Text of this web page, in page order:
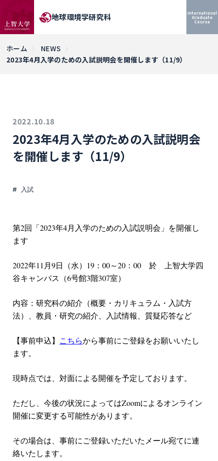
地球環境学研究科
International
Graduate
Course
ホーム
NEWS
2023年4月入学のための入試説明会を開催します（11/9）
2022.10.18
2023年4月入学のための入試説明会
を開催します（11/9）
入試
第2回「2023年4月入学のための入試説明会」を開催し
ます
2022年11月9日（水）19：00～20：00 於 上智大学四
谷キャンパス（6号館3階307室）
内容：研究科の紹介（概要・カリキュラム・入試方
法）、教員・研究の紹介、入試情報、質疑応答など
【事前申込】 こちらから事前にご登録をお願いいたし
ます。
現時点では、対面による開催を予定しております。
ただし、今後の状況によってはZoomによるオンライン
開催に変更する可能性があります。
その場合は、事前にご登録いただいたメール宛てに連
絡いたします。